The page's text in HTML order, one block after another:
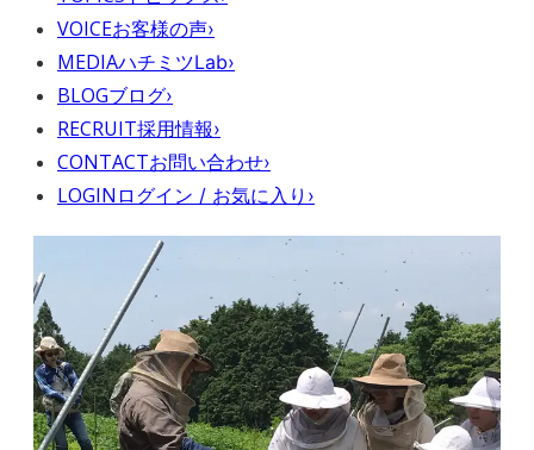
VOICEお客様の声›
MEDIAハチミツLab›
BLOGブログ›
RECRUIT採用情報›
CONTACTお問い合わせ›
LOGIN ログイン / お気に入り ›